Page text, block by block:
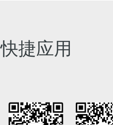
快捷应用